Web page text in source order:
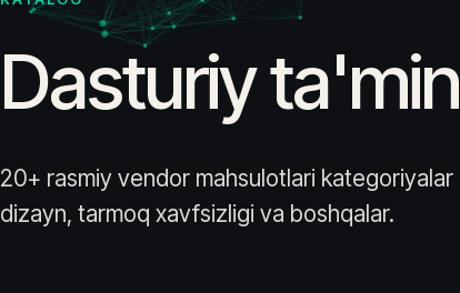
Dasturiy
20+ rasmiy vendor mahsulotlari
dizayn, tarmoq xavfsizligi va boshqalar.